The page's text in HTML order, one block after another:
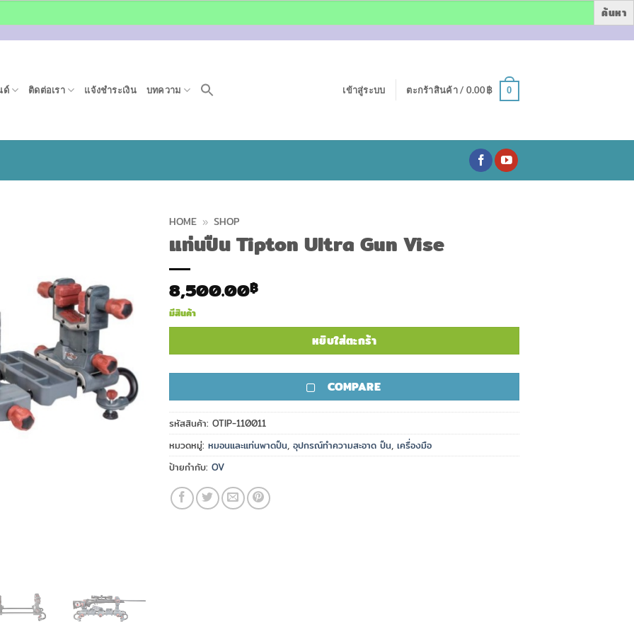
ด์ ติดต่อเรา แจ้งชำระเงิน บทความ เข้าสู่ระบบ ตะกร้าสินค้า / 0.00฿ 0
HOME » SHOP
แท่นปืน Tipton Ultra Gun Vise
8,500.00฿
มีสินค้า
หยิบใส่ตะกร้า
COMPARE
รหัสสินค้า: OTIP-110011
หมวดหมู่: หมอนและแท่นพาดปืน, อุปกรณ์ทำความสะอาด ปืน, เครื่องมือ
ป้ายกำกับ: OV